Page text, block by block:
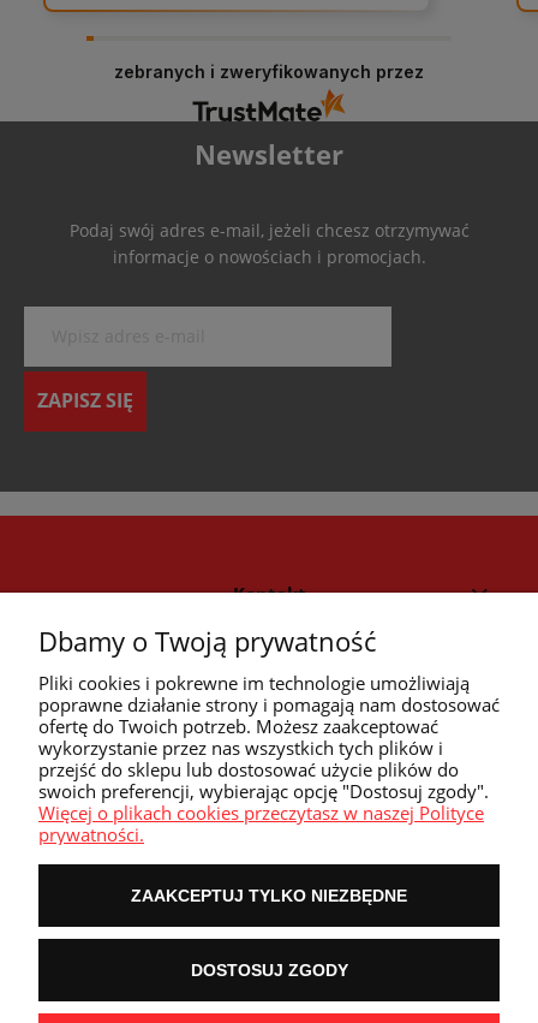
zebranych i zweryfikowanych przez
Newsletter
Podaj swój adres e-mail, jeżeli chcesz otrzymywać
informacje o nowościach i promocjach.
ZAPISZ SIĘ
Strefa klienta
Przyczółek
Przydatne linki
Kontakt
NASZE ODZNAKI
Dbamy o Twoją prywatność
Pliki cookies i pokrewne im technologie umożliwiają
poprawne działanie strony i pomagają nam dostosować
ofertę do Twoich potrzeb. Możesz zaakceptować
wykorzystanie przez nas wszystkich tych plików i
przejść do sklepu lub dostosować użycie plików do
swoich preferencji, wybierając opcję "Dostosuj zgody".
Więcej o plikach cookies przeczytasz w naszej Polityce
prywatności.
ZAAKCEPTUJ TYLKO NIEZBĘDNE
DOSTOSUJ ZGODY